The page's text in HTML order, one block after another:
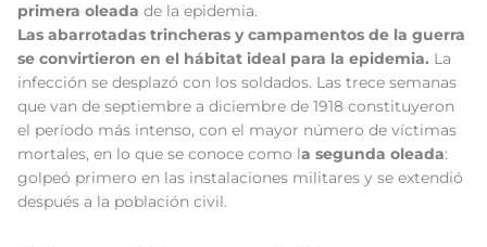
primera oleada de la epidemia.
Las abarrotadas trincheras y campamentos de la guerra
se convirtieron en el hábitat ideal para la epidemia. La
infección se desplazó con los soldados. Las trece semanas
que van de septiembre a diciembre de 1918 constituyeron
el período más intenso, con el mayor número de víctimas
mortales, en lo que se conoce como la segunda oleada:
golpeó primero en las instalaciones militares y se extendió
después a la población civil.